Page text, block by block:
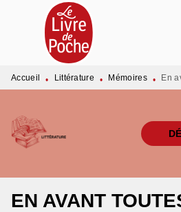
MENU RECHERCHE
PIED DE PAGE
Accueil • Littérature • Mémoires • En
EN AVANT